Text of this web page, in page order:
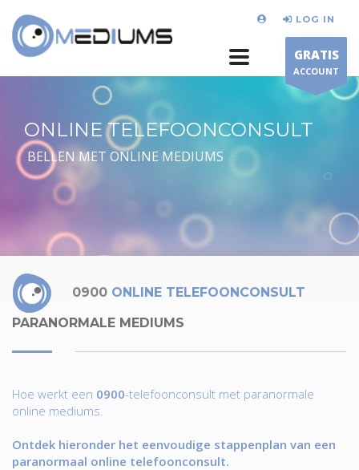
LOG IN
GRATIS
ACCOUNT
ONLINE TELEFOONCONSULT
BELLEN MET ONLINE MEDIUMS
0900 ONLINE TELEFOONCONSULT
PARANORMALE MEDIUMS
Hoe werkt een 0900-telefoonconsult met paranormale
online mediums.
Ontdek hieronder het eenvoudige stappenplan van een
paranormaal online telefoonconsult.